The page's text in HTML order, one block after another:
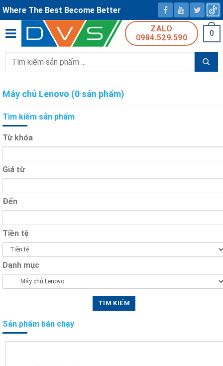
Where The Best Become Better
ZALO
0984.529.590
0
Tìm
kiếm:
Máy chủ Lenovo (0 sản phẩm)
Tìm kiếm sản phẩm
Từ khóa
Giá từ
Đến
Tiền tệ
Danh mục
Sản phẩm bán chạy